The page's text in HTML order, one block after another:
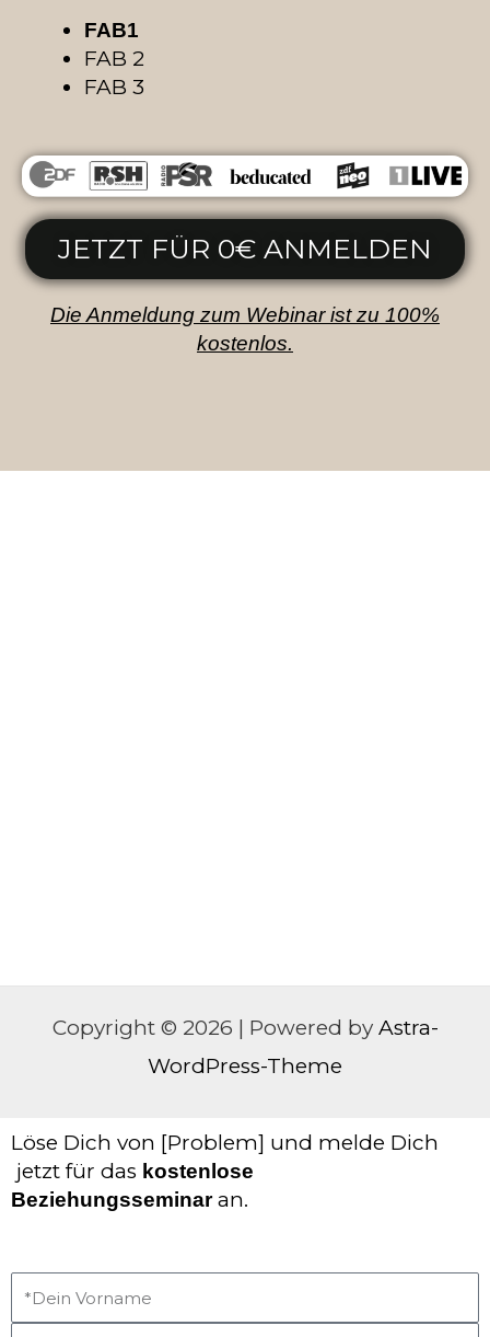
FAB1
FAB 2
FAB 3
JETZT FÜR 0€ ANMELDEN
Die Anmeldung zum Webinar ist zu 100%
kostenlos.
Copyright © 2026 | Powered by Astra-
WordPress-Theme
Löse Dich von [Problem] und melde Dich
jetzt für das kostenlose
Beziehungsseminaran.